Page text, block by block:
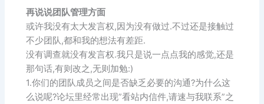
再说说团队管理方面
或许我没有太大发言权,因为没有做过.不过还是接触过
不少团队,都和我的想法有差距.
没有调查就没有发言权.我只是说一点点我的感觉,还是
那句话,有则改之,无则加勉:)
1.你们的团队成员之间是否缺乏必要的沟通?为什么这
么说呢?论坛里经常出现”看站内信件,请速与我联系”之